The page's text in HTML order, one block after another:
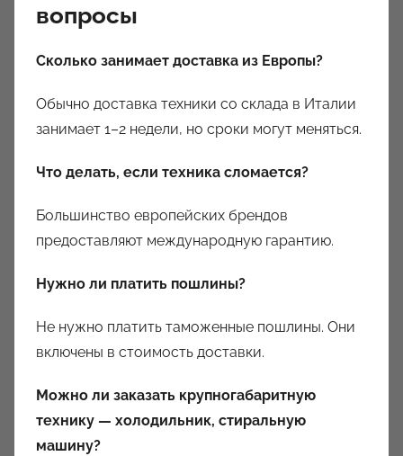
вопросы
Сколько занимает доставка из Европы?
Обычно доставка техники co склада в Италии
занимает 1–2 недели, но сроки могут меняться.
Что делать, если техника сломается?
Большинство европейских брендов
предоставляют международную гарантию.
Нужно ли платить пошлины?
Не нужно платить таможенные пошлины. Они
включены в стоимость доставки.
Можно ли заказать крупногабаритную
технику — холодильник, стиральную
машину?